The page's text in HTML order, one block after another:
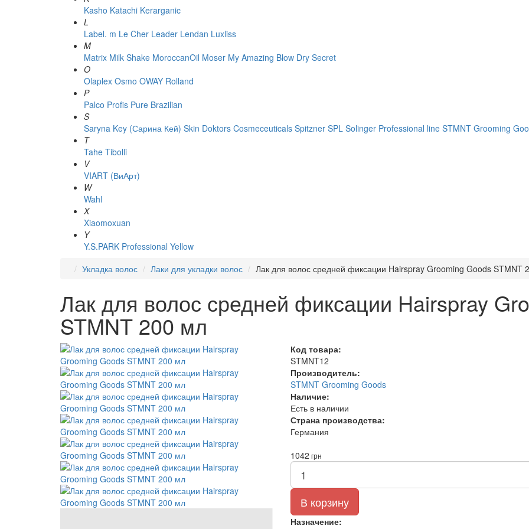
Kasho Katachi Kerarganic
L
Label. m Le Cher Leader Lendan Luxliss
M
Matrix Milk Shake MoroccanOil Moser My Amazing Blow Dry Secret
O
Olaplex Osmo OWAY Rolland
P
Palco Profis Pure Brazilian
S
Saryna Key (Сарина Кей) Skin Doktors Cosmeceuticals Spitzner SPL Solinger Professional line STMNT Grooming
T
Tahe Tibolli
V
VIART (ВиАрт)
W
Wahl
X
Xiaomoxuan
Y
Y.S.PARK Professional Yellow
Укладка волос
Лаки для укладки волос Лак для волос средней фиксации Hairspray Grooming Goods STMNT
Лак для волос средней фиксации Hairspray
STMNT 200 мл
Код товара:
STMNT12
Производитель:
STMNT Grooming Goods
Наличие:
Есть в наличии
Страна производства:
Германия
1042 грн
В корзину
Назначение: